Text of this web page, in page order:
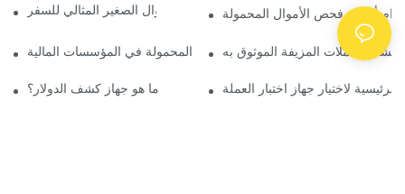
دليل اختيار جهاز كشف الأموال الصغير المثالي للسفرأجهزة فحص الأموال المحمولة
الفرق في تطبيقات أجهزة كشف الأموال المحمولة في المؤسسات المالية
كشف العملات المزيفة الموثوق به
ما هو جهاز كشف الدولار؟ لاختيار جهاز اختبار العملة